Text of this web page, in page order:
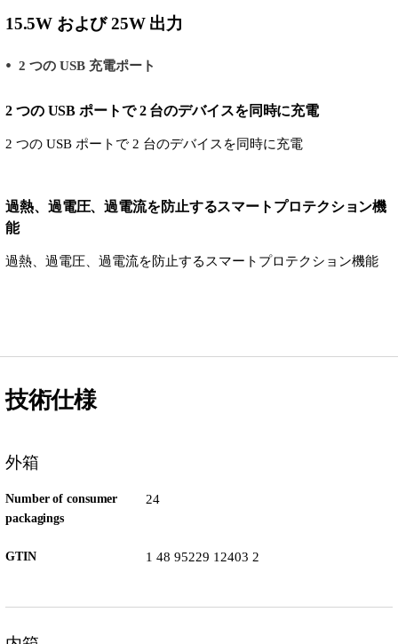
15.5W および 25W 出力
2 つの USB 充電ポート
2 つの USB ポートで 2 台のデバイスを同時に充電
2 つの USB ポートで 2 台のデバイスを同時に充電
過熱、過電圧、過電流を防止するスマートプロテクション機
能
過熱、過電圧、過電流を防止するスマートプロテクション機能
技術仕様
外箱
Number of consumer
packagings
24
GTIN 1 48 95229 12403 2